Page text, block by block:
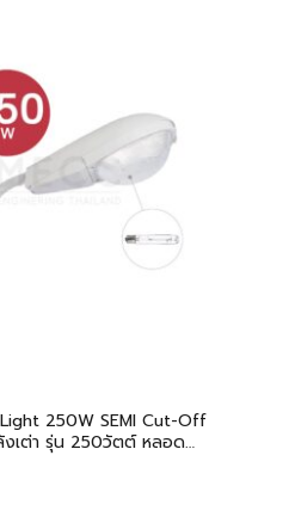
250W SEMI Cut-Off
งเต่า รุ่น 250วัตต์ หลอด